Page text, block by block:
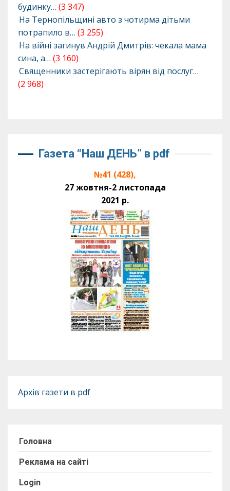
будинку… (3 347)
На Тернопільщині авто з чотирма дітьми
потрапило в… (3 255)
На війні загинув Андрій Дмитрів: чекала мама
сина, а… (3 160)
Священники застерігають вірян від послуг…
(2 968)
Газета “Наш ДЕНЬ” в pdf
№41 (428),
27 жовтня-2 листопада
2021 р.
Архів газети в pdf
Головна
Реклама на сайті
Login